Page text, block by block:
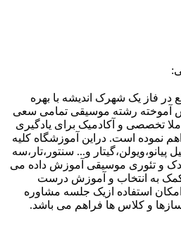
در فاز یک شهرک اندیشه با بهره
آموخته رشته موسیقی تمامی سعی
تخصصی و آکادمیک برای یادگیری
نموده است. دراین آموزشگاه کلیه
پیانو،ویولن،گیتار و... سنتور،تار،سه
و تئوری موسیقی آموزش داده می
به انتخاب و آموزش درست
استفاده ازیک جلسه مشاوره
و کلاس ها فراهم می باشد.